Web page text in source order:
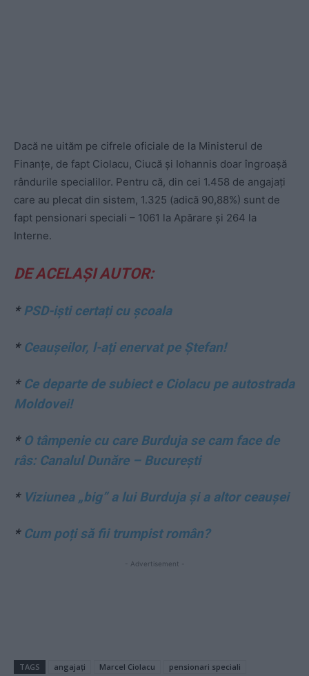
Dacă ne uităm pe cifrele oficiale de la Ministerul de
Finanțe, de fapt Ciolacu, Ciucă și Iohannis doar îngroașă
rândurile specialilor. Pentru că, din cei 1.458 de angajați
care au plecat din sistem, 1.325 (adică 90,88%) sunt de
fapt pensionari speciali – 1061 la Apărare și 264 la
Interne.
DE ACELAȘI AUTOR:
*PSD-işti certați cu şcoala
* Ceaușeilor, l-ați enervat pe Ștefan!
* Ce departe de subiect e Ciolacu pe autostrada
Moldovei!
* O tâmpenie cu care Burduja se cam face de
râs: Canalul Dunăre – București
* Viziunea „big” a lui Burduja și a altor ceaușei
* Cum poți să fii trumpist român?
- Advertisement -
TAGS angajați Marcel Ciolacu pensionari speciali